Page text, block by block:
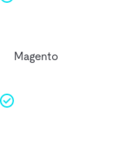
Magento